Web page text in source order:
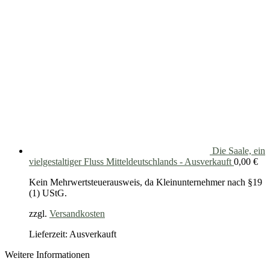
Die Saale, ein
vielgestaltiger Fluss Mitteldeutschlands - Ausverkauft 0,00 €
Kein Mehrwertsteuerausweis, da Kleinunternehmer nach §19
(1) UStG.
zzgl. Versandkosten
Lieferzeit: Ausverkauft
Weitere Informationen